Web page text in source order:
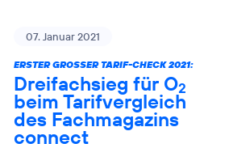
07. Januar 2021
ERSTER GROSSER TARIF-CHECK 2021:
Dreifachsieg für O2
beim Tarifvergleich
des Fachmagazins
connect